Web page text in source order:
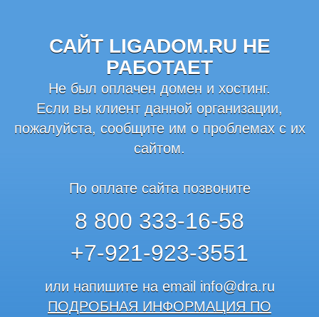
САЙТ LIGADOM.RU НЕ
РАБОТАЕТ
Не был оплачен домен и хостинг.
Если вы клиент данной организации,
пожалуйста, сообщите им о проблемах с их
сайтом.
По оплате сайта позвоните
8 800 333-16-58
+7-921-923-3551
или напишите на email info@dra.ru
ПОДРОБНАЯ ИНФОРМАЦИЯ ПО